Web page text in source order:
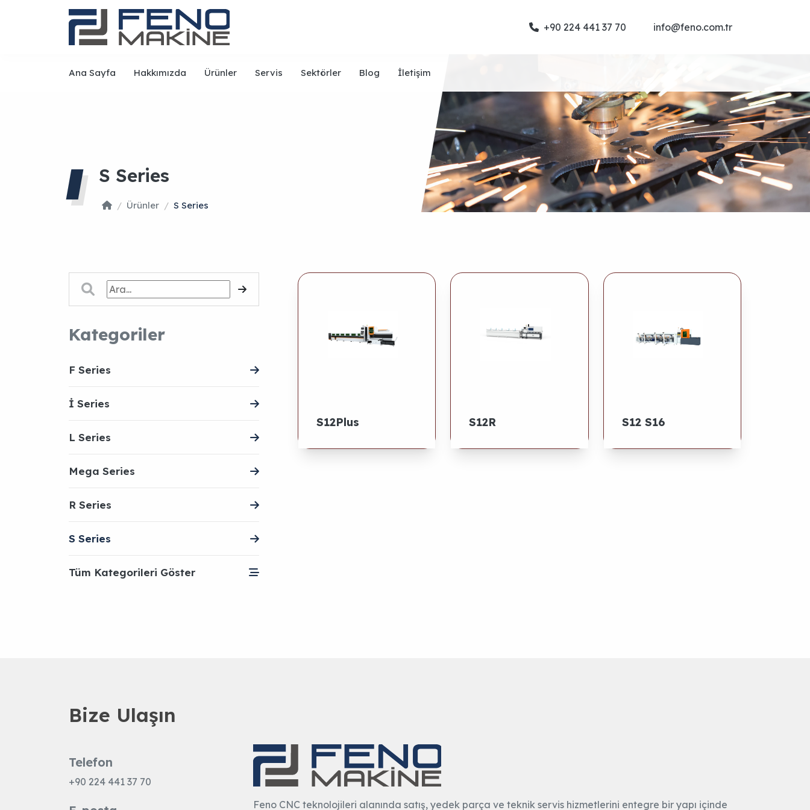
+90 224 441 37 70 info@feno.com.tr
Ana Sayfa Hakkımızda Ürünler Servis Sektörler Blog İletişim
S Series
Ürünler S Series
Kategoriler
F Series
İ Series
L Series
Mega Series
R Series
S Series
Tüm Kategorileri Göster
S12Plus S12R S12 S16
Bize Ulaşın
Telefon
+90 224 441 37 70
Feno CNC teknolojileri alanında satış, yedek parça ve teknik servis hizmetlerini entegre bir yapı içinde